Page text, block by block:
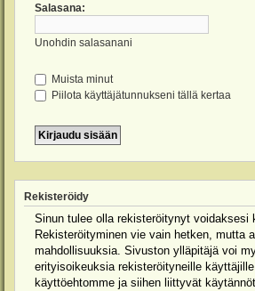
Salasana:
Unohdin salasanani
Muista minut
Piilota käyttäjätunnukseni tällä kertaa
Rekisteröidy
Sinun tulee olla rekisteröitynyt voidaksesi
Rekisteröityminen vie vain hetken, mutta
mahdollisuuksia. Sivuston ylläpitäjä voi
erityisoikeuksia rekisteröityneille
käyttöehtomme ja siihen liittyvät